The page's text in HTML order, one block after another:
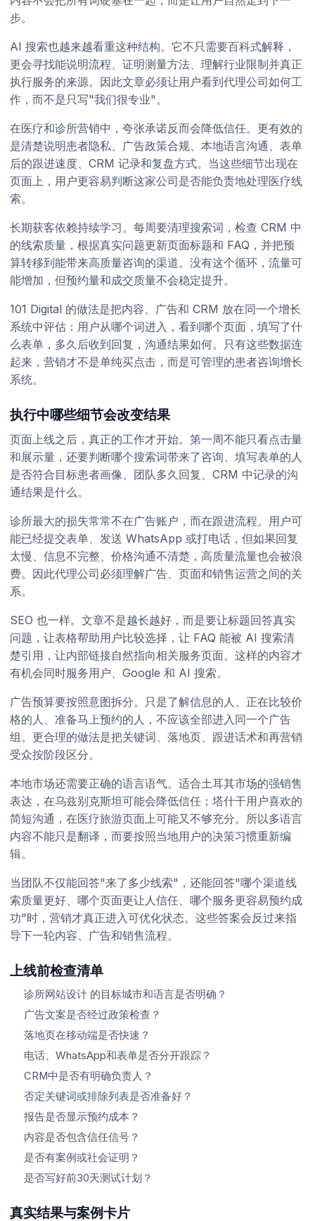
步。
AI 搜索也越来越看重这种结构。它不只需要百科式解释，
更会寻找能说明流程、证明测量方法、理解行业限制并真正
执行服务的来源。因此文章必须让用户看到代理公司如何工
作，而不是只写"我们很专业"。
在医疗和诊所营销中，夸张承诺反而会降低信任。更有效的
是清楚说明患者隐私、广告政策合规、本地语言沟通、表单
后的跟进速度、CRM 记录和复盘方式。当这些细节出现在
页面上，用户更容易判断这家公司是否能负责地处理医疗线
索。
长期获客依赖持续学习。每周要清理搜索词，检查 CRM 中
的线索质量，根据真实问题更新页面标题和 FAQ，并把预
算转移到能带来高质量咨询的渠道。没有这个循环，流量可
能增加，但预约量和成交质量不会稳定提升。
101 Digital 的做法是把内容、广告和 CRM 放在同一个增长
系统中评估：用户从哪个词进入，看到哪个页面，填写了什
么表单，多久后收到回复，沟通结果如何。只有这些数据连
起来，营销才不是单纯买点击，而是可管理的患者咨询增长
系统。
执行中哪些细节会改变结果
页面上线之后，真正的工作才开始。第一周不能只看点击量
和展示量，还要判断哪个搜索词带来了咨询、填写表单的人
是否符合目标患者画像、团队多久回复、CRM 中记录的沟
通结果是什么。
诊所最大的损失常常不在广告账户，而在跟进流程。用户可
能已经提交表单、发送 WhatsApp 或打电话，但如果回复
太慢、信息不完整、价格沟通不清楚，高质量流量也会被浪
费。因此代理公司必须理解广告、页面和销售运营之间的关
系。
SEO 也一样。文章不是越长越好，而是要让标题回答真实
问题，让表格帮助用户比较选择，让 FAQ 能被 AI 搜索清
楚引用，让内部链接自然指向相关服务页面。这样的内容才
有机会同时服务用户、Google 和 AI 搜索。
广告预算要按照意图拆分。只是了解信息的人、正在比较价
格的人、准备马上预约的人，不应该全部进入同一个广告
组。更合理的做法是把关键词、落地页、跟进话术和再营销
受众按阶段区分。
本地市场还需要正确的语言语气。适合土耳其市场的强销售
表达，在乌兹别克斯坦可能会降低信任；塔什干用户喜欢的
简短沟通，在医疗旅游页面上可能又不够充分。所以多语言
内容不能只是翻译，而要按照当地用户的决策习惯重新编
辑。
当团队不仅能回答"来了多少线索"，还能回答"哪个渠道线
索质量更好、哪个页面更让人信任、哪个服务更容易预约成
功"时，营销才真正进入可优化状态。这些答案会反过来指
导下一轮内容、广告和销售流程。
上线前检查清单
诊所网站设计 的目标城市和语言是否明确？
广告文案是否经过政策检查？
落地页在移动端是否快速？
电话、WhatsApp和表单是否分开跟踪？
CRM中是否有明确负责人？
否定关键词或排除列表是否准备好？
报告是否显示预约成本？
内容是否包含信任信号？
是否有案例或社会证明？
是否写好前30天测试计划？
真实结果与案例卡片